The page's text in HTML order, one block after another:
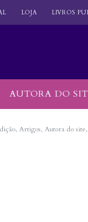
LOJA LIVROS
AUTORA DO
, Artigos, Autora do site,